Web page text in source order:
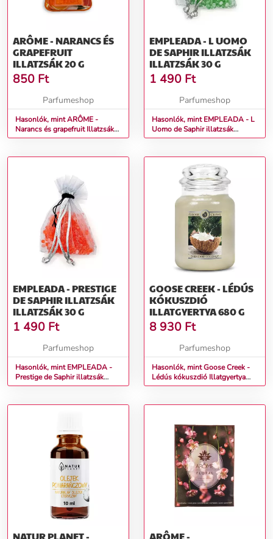
ARÔME - NARANCS ÉS
GRAPEFRUIT
ILLATZSÁK 20 G
850 Ft
Parfumeshop
Hasonlók, mint ARÔME -
Narancs és grapefruit Illatzsák
20 g
EMPLEADA - L UOMO
DE SAPHIR ILLATZSÁK
ILLATZSÁK 30 G
1 490 Ft
Parfumeshop
Hasonlók, mint EMPLEADA - L
Uomo de Saphir illatzsák
Illatzsák 30 g
EMPLEADA - PRESTIGE
DE SAPHIR ILLATZSÁK
ILLATZSÁK 30 G
1 490 Ft
Parfumeshop
Hasonlók, mint EMPLEADA -
Prestige de Saphir illatzsák
Illatzsák 30 g
GOOSE CREEK - LÉDÚS
KÓKUSZDIÓ
ILLATGYERTYA 680 G
8 930 Ft
Parfumeshop
Hasonlók, mint Goose Creek -
Lédús kókuszdió Illatgyertya
680 g